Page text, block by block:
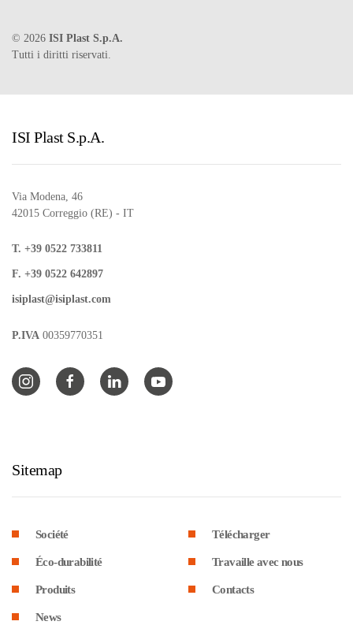
© 2026 ISI Plast S.p.A.
Tutti i diritti riservati.
ISI Plast S.p.A.
Via Modena, 46
42015 Correggio (RE) - IT
T. +39 0522 733811
F. +39 0522 642897
isiplast@isiplast.com
P.IVA 00359770351
Sitemap
Société
Éco-durabilité
Produits
News
Télécharger
Travaille avec nous
Contacts